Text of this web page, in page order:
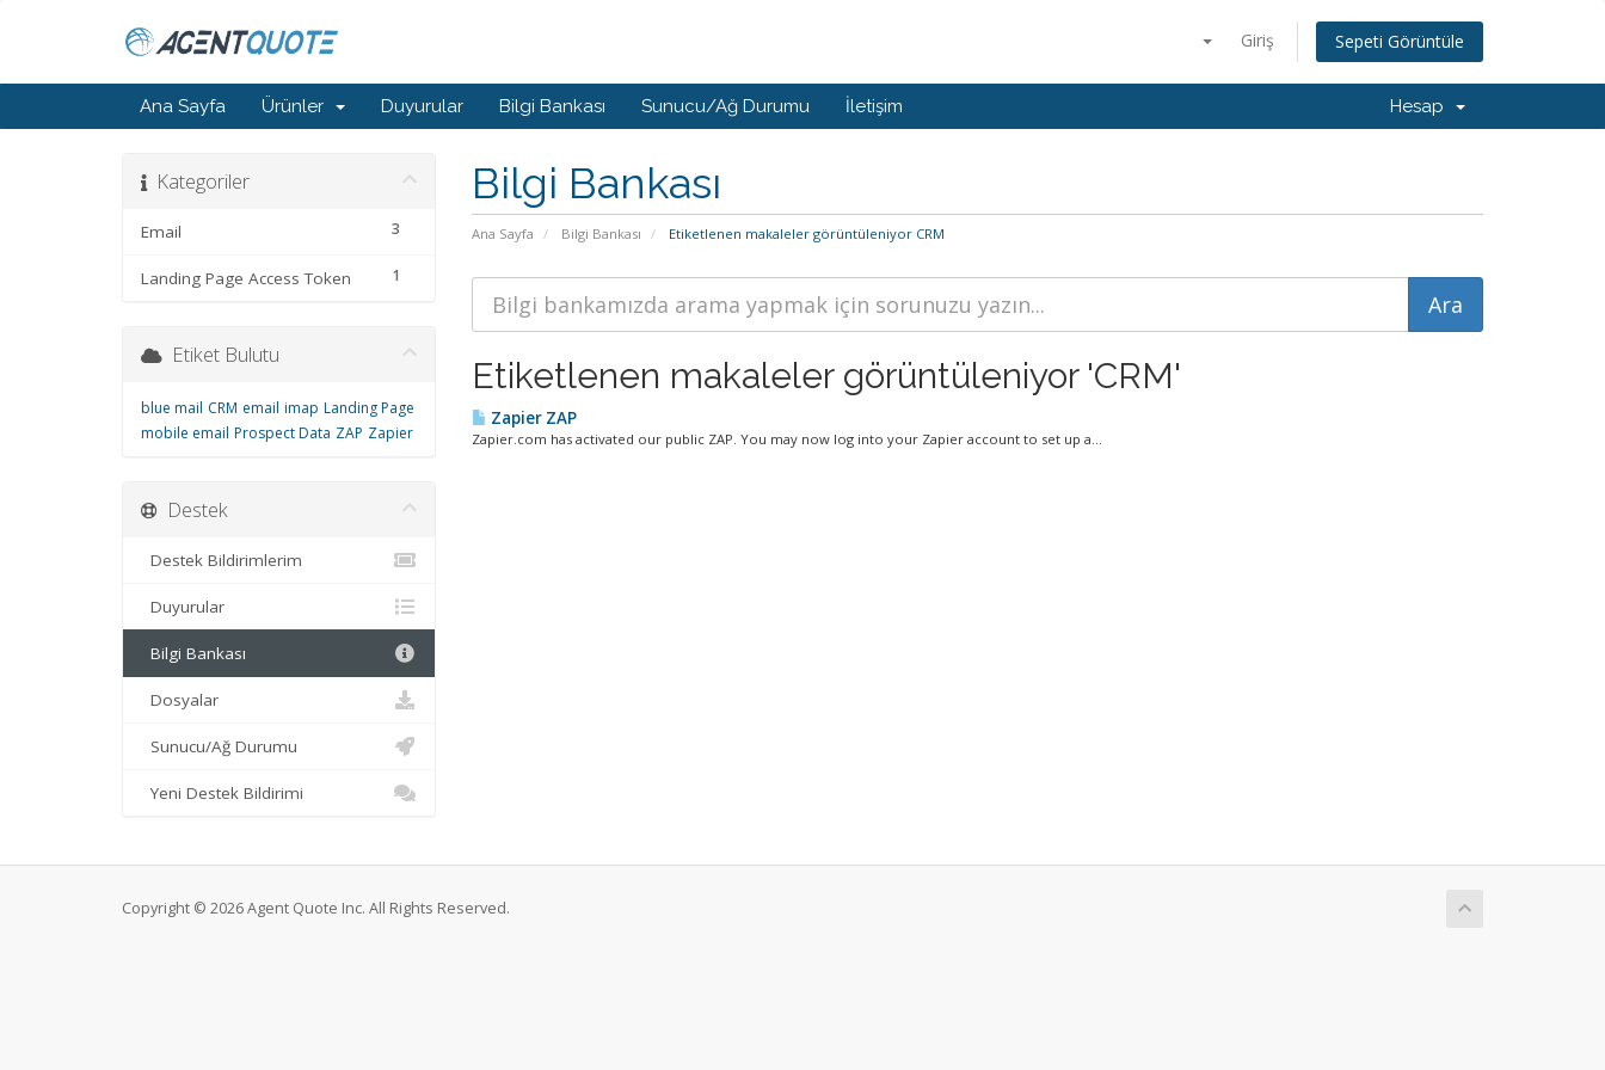
Giriş Sepeti Görüntüle
Ana Sayfa Ürünler Duyurular Bilgi Bankası Sunucu/Ağ Durumu İletişim Hesap
Bilgi Bankası
Ana Sayfa Bilgi Bankası Etiketlenen makaleler görüntüleniyor CRM
Kategoriler
3
Email
1
Landing Page Access Token
Etiketlenen makaleler görüntüleniyor 'CRM'
Zapier ZAP
Zapier.com has activated our public ZAP. You may now log into your Zapier account to set up a...
Etiket Bulutu
blue mail CRM email imap Landing Page
mobile email Prospect Data ZAP Zapier
Destek
Destek Bildirimlerim
Duyurular
Bilgi Bankası
Dosyalar
Sunucu/Ağ Durumu
Yeni Destek Bildirimi
Copyright © 2026 Agent Quote Inc. All Rights Reserved.